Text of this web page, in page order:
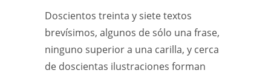
Doscientos treinta y siete textos
brevísimos, algunos de sólo una frase,
ninguno superior a una carilla, y cerca
de doscientas ilustraciones forman